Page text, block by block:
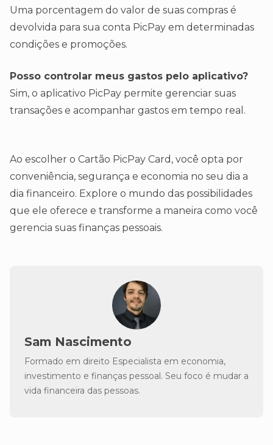
Uma porcentagem do valor de suas compras é
devolvida para sua conta PicPay em determinadas
condições e promoções.
Posso controlar meus gastos pelo aplicativo?
Sim, o aplicativo PicPay permite gerenciar suas
transações e acompanhar gastos em tempo real.
Ao escolher o Cartão PicPay Card, você opta por
conveniência, segurança e economia no seu dia a
dia financeiro. Explore o mundo das possibilidades
que ele oferece e transforme a maneira como você
gerencia suas finanças pessoais.
Sam Nascimento
Formado em direito Especialista em economia,
investimento e finanças pessoal. Seu foco é mudar a
vida financeira das pessoas.